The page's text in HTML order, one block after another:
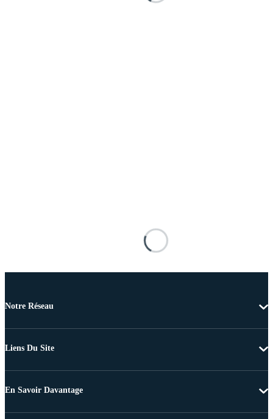
Notre Réseau
Liens Du Site
En Savoir Davantage